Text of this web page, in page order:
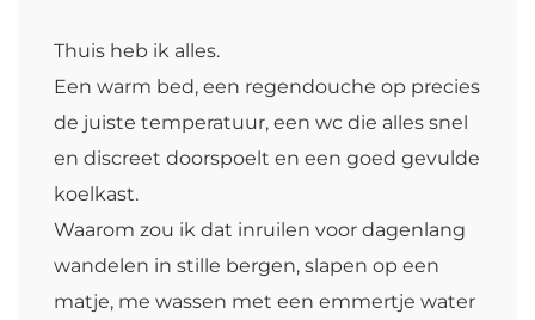
Thuis heb ik alles.
Een warm bed, een regendouche op precies
de juiste temperatuur, een wc die alles snel
en discreet doorspoelt en een goed gevulde
koelkast.
Waarom zou ik dat inruilen voor dagenlang
wandelen in stille bergen, slapen op een
matje, me wassen met een emmertje water